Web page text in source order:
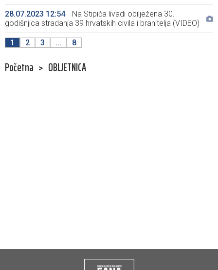
28.07.2023 12:54
Na Stipića livadi obilježena 30.
godišnjica stradanja 39 hrvatskih civila i branitelja (VIDEO)
1 2 3 ... 8
Početna > OBLJETNICA